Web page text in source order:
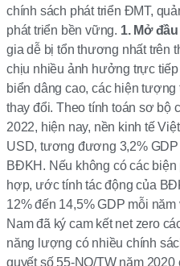
chính sách phát triển ĐMT,
phát triển bền vững. 1. Mở đầu
gia dễ bị tổn thương nhất trên
chịu nhiều ảnh hưởng trực
biển dâng cao, các hiện
thay đổi. Theo tính toán sơ bộ
2022, hiện nay, nền kinh tế
USD, tương đương 3,2%
BĐKH. Nếu không có các
hợp, ước tính tác động của
12% đến 14,5% GDP mỗi
Nam đã ký cam kết net zero
năng lượng có nhiều chính
quyết số 55-NQ/TW năm